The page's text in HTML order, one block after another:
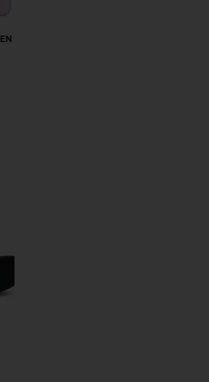
JENNA THONG PLATFORM